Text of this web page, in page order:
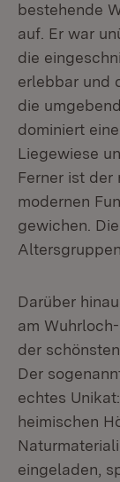
bestehende
auf. Er war
die
erlebbar und
die
dominiert
Liegewiese
Ferner ist der
modernen
gewichen.
Darüber
am
der
Der
echtes
heimischen
eingeladen,